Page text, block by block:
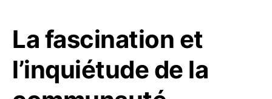
La fascination et
l’inquiétude de la